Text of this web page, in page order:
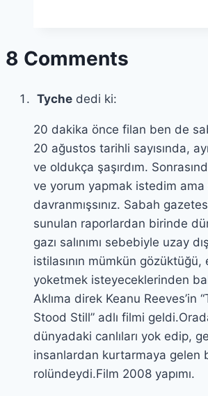
8 Comments
Tyche dedi ki:
20 dakika önce filan ben de
20 ağustos tarihli sayısında,
ve oldukça şaşırdım.
ve yorum yapmak istedim ama
davranmışsınız. Sabah
sunulan raporlardan birinde
gazı salınımı sebebiyle uzay
istilasının mümkün gözüktüğü,
yoketmek isteyeceklerinden
Aklıma direk Keanu Reeves’in
Stood Still” adlı filmi
dünyadaki canlıları yok edip,
insanlardan kurtarmaya gelen
rolündeydi.Film 2008 yapımı.